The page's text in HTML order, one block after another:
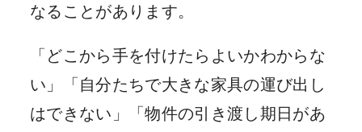
なることがあります。
「どこから手を付けたらよいかわからな
い」「自分たちで大きな家具の運び出し
はできない」「物件の引き渡し期日があ